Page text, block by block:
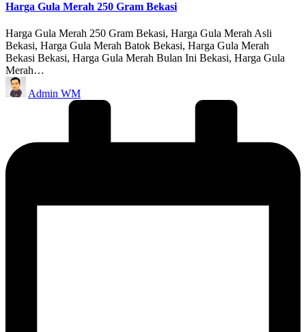
Harga Gula Merah 250 Gram Bekasi
Harga Gula Merah 250 Gram Bekasi, Harga Gula Merah Asli
Bekasi, Harga Gula Merah Batok Bekasi, Harga Gula Merah
Bekasi Bekasi, Harga Gula Merah Bulan Ini Bekasi, Harga Gula
Merah…
Posted
by
Admin WM